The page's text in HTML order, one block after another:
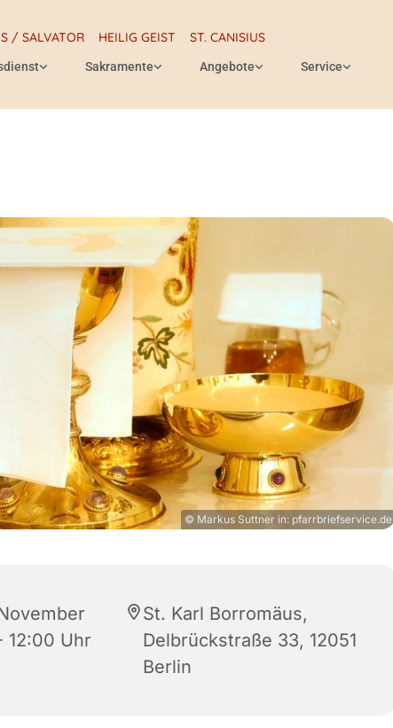
/ SALVATOR HEILIG GEIST ST. CANISIUS
Sakramente Angebote Service
© Markus Suttner in: pfarrbriefservice.de
12:00 Uhr
St. Karl Borromäus,
Delbrückstraße 33, 12051
Berlin